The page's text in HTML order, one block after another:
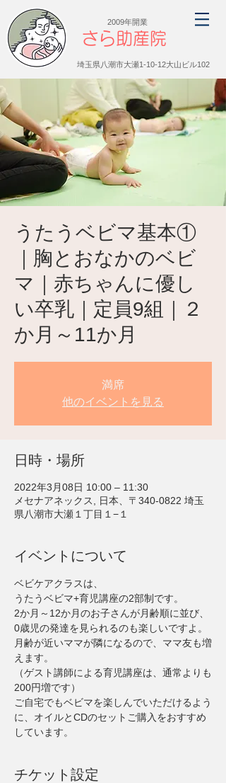
さら助産院
埼玉県八潮市大瀬1-10-12大山ビル102
2009年開業
うたうベビマ基本①
｜胸とおなかのベビ
マ｜赤ちゃんに優し
い卒乳｜定員9組｜２
か月～11か月
満席
他のイベントを見る
日時・場所
2022年3月08日 10:00 – 11:30
メセナアネックス, 日本、〒340-0822 埼玉
県八潮市大瀬１丁目１−１
イベントについて
ベビケアクラスは、
うたうベビマ+育児講座の2部制です。
2か月～12か月のお子さんが月齢順に並び、
0歳児の発達を見られるのも楽しいですよ。
月齢が近いママが隣になるので、ママ友も増
えます。
（ゲスト講師による育児講座は、通常よりも
200円増です）
ご自宅でもベビマを楽しんでいただけるよう
に、オイルとCDのセットご購入をおすすめ
しています。
チケット設定